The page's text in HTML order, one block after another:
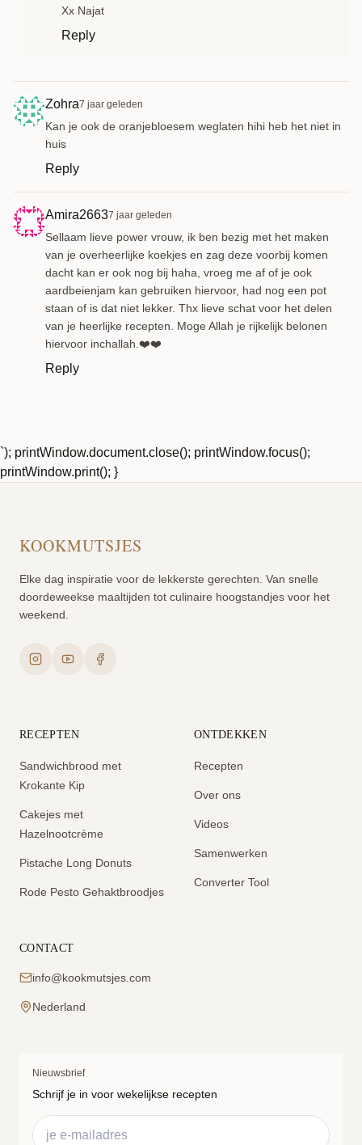
Xx Najat
Reply
Zohra7 jaar geleden
Kan je ook de oranjebloesem weglaten hihi heb het niet in
huis
Reply
Amira26637 jaar geleden
Sellaam lieve power vrouw, ik ben bezig met het maken
van je overheerlijke koekjes en zag deze voorbij komen
dacht kan er ook nog bij haha, vroeg me af of je ook
aardbeienjam kan gebruiken hiervoor, had nog een pot
staan of is dat niet lekker. Thx lieve schat voor het delen
van je heerlijke recepten. Moge Allah je rijkelijk belonen
hiervoor inchallah.❤️❤️
Reply
`); printWindow.document.close(); printWindow.focus();
printWindow.print(); }
KOOKMUTSJES
Elke dag inspiratie voor de lekkerste gerechten. Van snelle
doordeweekse maaltijden tot culinaire hoogstandjes voor het
weekend.
RECEPTEN
Sandwichbrood met
Krokante Kip
Cakejes met
Hazelnootcrème
Pistache Long Donuts
Rode Pesto Gehaktbroodjes
ONTDEKKEN
Recepten
Over ons
Videos
Samenwerken
Converter Tool
CONTACT
info@kookmutsjes.com
Nederland
Nieuwsbrief
Schrijf je in voor wekelijkse recepten